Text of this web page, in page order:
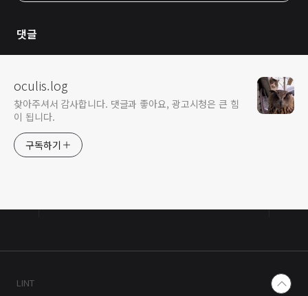
댓글
oculis.log
찾아주셔서 감사합니다. 댓글과 좋아요, 광고시청은 큰 힘
이 됩니다.
구독하기
LINT